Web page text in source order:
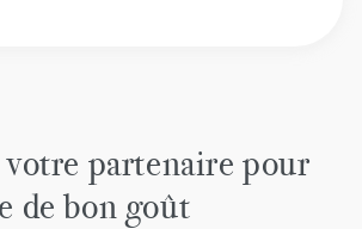
partenaire pour
de bon goût